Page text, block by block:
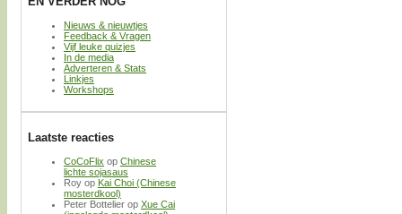
Nieuws & nieuwtjes
Feedback & Vragen
Vijf leuke quizjes
In de media
Adverteren & Stats
Linkjes
Workshops
Laatste reacties
CoCoFlix op Chinese
lichte sojasaus
Roy op Kai Choi (Chinese
mosterdkool)
Peter Bottelier op Xue Cai